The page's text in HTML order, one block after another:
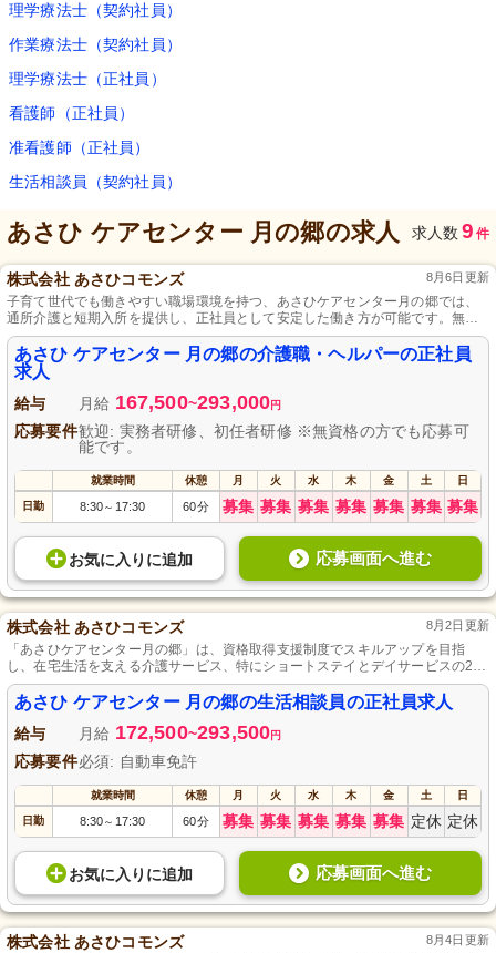
理学療法士（契約社員）
作業療法士（契約社員）
理学療法士（正社員）
看護師（正社員）
准看護師（正社員）
生活相談員（契約社員）
あさひ ケアセンター 月の郷の求人 求人数 9 件
株式会社 あさひコモンズ 8月6日更新
子育て世代でも働きやすい職場環境を持つ、あさひケアセンター月の郷では、
通所介護と短期入所を提供し、正社員として安定した働き方が可能です。無資
格でも応募可能で、週休2日制と育児休業の取得実績もあり、明るい雰囲気で働
ける環境をご用意しています。
あさひ ケアセンター 月の郷の介護職・ヘルパーの正社員
求人
給与 月給 167,500~293,000円
応募要件歓迎: 実務者研修、初任者研修 ※無資格の方でも応募可
能です。
就業時間 休憩 月 火 水 木 金 土 日
日勤 8:30～ 17:30 60分 募集 募集 募集 募集 募集 募集 募集
お気に入り に追加 応募画面へ進む
株式会社 あさひコモンズ 8月2日更新
「あさひケアセンター月の郷」は、資格取得支援制度でスキルアップを目指
し、在宅生活を支える介護サービス、特にショートステイとデイサービスの2つ
のサービスを提供しています。業務は生活相談員で、入退所の手続きや相談対
応、関係各所との連絡調整などを担当し、リハビリテーションや体操も取り組
むます。収入安定の制度と正社員採用で「働きたい」と思える職場を目指して
います。
あさひ ケアセンター 月の郷の生活相談員の正社員求人
給与 月給 172,500~293,500円
応募要件必須: 自動車免許
就業時間 休憩 月 火 水 木 金 土 日
日勤 8:30～ 17:30 60分 募集 募集 募集 募集 募集 定休 定休
お気に入り に追加 応募画面へ進む
株式会社 あさひコモンズ 8月4日更新